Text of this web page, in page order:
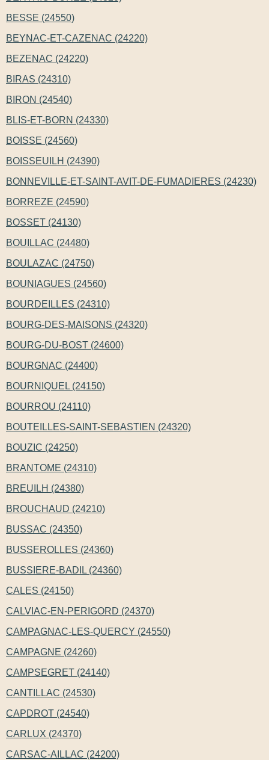
BESSE (24550)
BEYNAC-ET-CAZENAC (24220)
BEZENAC (24220)
BIRAS (24310)
BIRON (24540)
BLIS-ET-BORN (24330)
BOISSE (24560)
BOISSEUILH (24390)
BONNEVILLE-ET-SAINT-AVIT-DE-FUMADIERES (24230)
BORREZE (24590)
BOSSET (24130)
BOUILLAC (24480)
BOULAZAC (24750)
BOUNIAGUES (24560)
BOURDEILLES (24310)
BOURG-DES-MAISONS (24320)
BOURG-DU-BOST (24600)
BOURGNAC (24400)
BOURNIQUEL (24150)
BOURROU (24110)
BOUTEILLES-SAINT-SEBASTIEN (24320)
BOUZIC (24250)
BRANTOME (24310)
BREUILH (24380)
BROUCHAUD (24210)
BUSSAC (24350)
BUSSEROLLES (24360)
BUSSIERE-BADIL (24360)
CALES (24150)
CALVIAC-EN-PERIGORD (24370)
CAMPAGNAC-LES-QUERCY (24550)
CAMPAGNE (24260)
CAMPSEGRET (24140)
CANTILLAC (24530)
CAPDROT (24540)
CARLUX (24370)
CARSAC-AILLAC (24200)